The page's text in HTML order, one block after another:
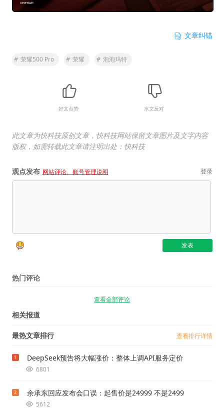
文章纠错
# 荣耀500 Pro # 荣耀 # 泡泡玛特
好文点赞 水文反对
此文章为快科技原创文章，快科技网站保留文章图片及文字内容
版权，如需转载此文章请注明出处：快科技
观点发布 网站评论、账号管理说明 登录
热门评论
查看全部评论
相关报道
最热文章排行 查看排行详情
1 DeepSeek预告将大幅涨价：整体上调API服务定价
6801
2 余承东回应发布会口误：起售价是24999 不是2499
5612